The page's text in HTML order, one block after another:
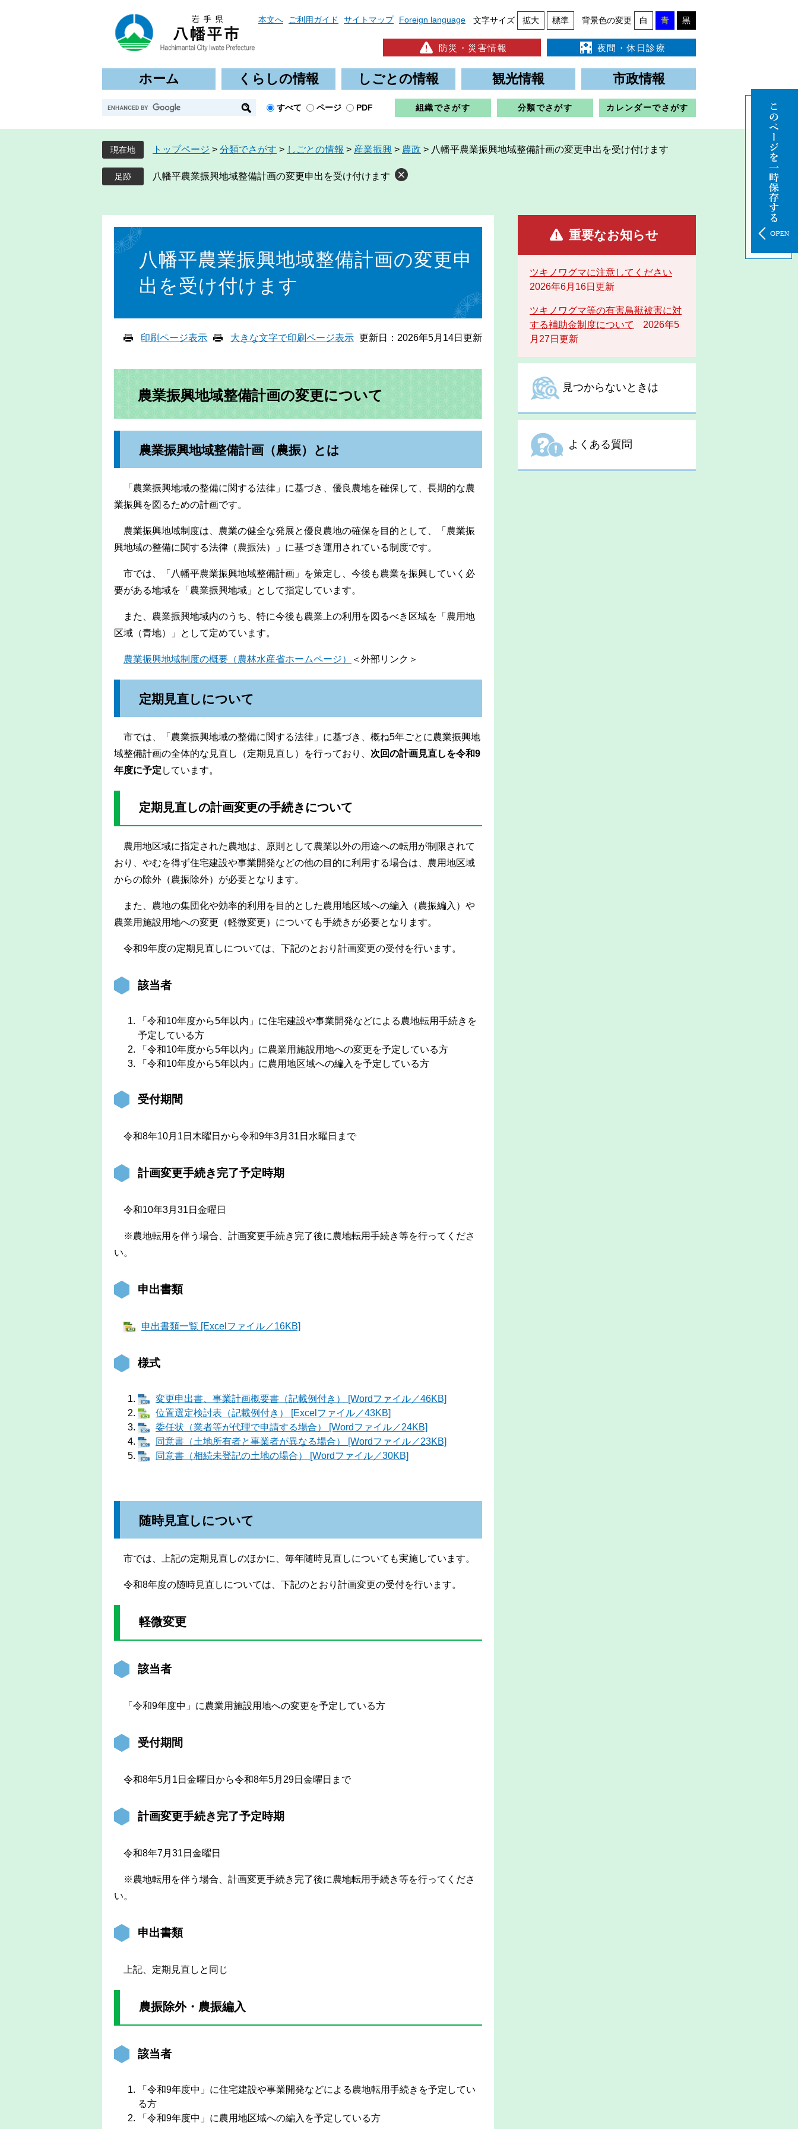
本文へ ご利用ガイド サイトマップ Foreign language 文字サイズ 拡大 標準 背景色の変更 白 青 黒
防災・災害情報 夜間・休日診療
ホーム くらしの情報 しごとの情報 観光情報 市政情報
G
o
g
l
e
カ
すべて ページ PDF 組織でさがす 分類でさがす カレンダーでさがす
現在地 トップページ > 分類でさがす > しごとの情報 > 産業振興 > 農政 > 八幡平農業振興地域整備計画の変更申出を受け付けます
八幡平農業振興地域整備計画の変更申出を受け付けます
文
八幡平農業振興地域整備計画の変更申
出を受け付けます
印刷ページ表示 大きな文字で印刷ページ表示 更新日：2026年5月14日更新
農業振興地域整備計画の変更について
農業振興地域整備計画（農振）とは
「農業振興地域の整備に関する法律」に基づき、優良農地を確保して、長期的な農
業振興を図るための計画です。
農業振興地域制度は、農業の健全な発展と優良農地の確保を目的として、「農業振
興地域の整備に関する法律（農振法）」に基づき運用されている制度です。
市では、「八幡平農業振興地域整備計画」を策定し、今後も農業を振興していく必
要がある地域を「農業振興地域」として指定しています。
また、農業振興地域内のうち、特に今後も農業上の利用を図るべき区域を「農用地
区域（青地）」として定めています。
農業振興地域制度の概要（農林水産省ホームページ） ＜外部リンク＞
定期見直しについて
市では、「農業振興地域の整備に関する法律」に基づき、概ね5年ごとに農業振興地
域整備計画の全体的な見直し（定期見直し）を行っており、 次回の計画見直しを令和9
年度に予定 しています。
定期見直しの計画変更の手続きについて
農用地区域に指定された農地は、原則として農業以外の用途への転用が制限されて
おり、やむを得ず住宅建設や事業開発などの他の目的に利用する場合は、農用地区域
からの除外（農振除外）が必要となります。
また、農地の集団化や効率的利用を目的とした農用地区域への編入（農振編入）や
農業用施設用地への変更（軽微変更）についても手続きが必要となります。
令和9年度の定期見直しについては、下記のとおり計画変更の受付を行います。
該当者
「令和10年度から5年以内」に住宅建設や事業開発などによる農地転用手続きを
予定している方
「令和10年度から5年以内」に農業用施設用地への変更を予定している方
「令和10年度から5年以内」に農用地区域への編入を予定している方
受付期間
令和8年10月1日木曜日から令和9年3月31日水曜日まで
計画変更手続き完了予定時期
令和10年3月31日金曜日
※農地転用を伴う場合、計画変更手続き完了後に農地転用手続き等を行ってくださ
い。
申出書類
申出書類一覧 [Excelファイル／16KB]
様式
変更申出書、事業計画概要書（記載例付き） [Wordファイル／46KB]
位置選定検討表（記載例付き） [Excelファイル／43KB]
委任状（業者等が代理で申請する場合） [Wordファイル／24KB]
同意書（土地所有者と事業者が異なる場合） [Wordファイル／23KB]
同意書（相続未登記の土地の場合） [Wordファイル／30KB]
随時見直しについて
市では、上記の定期見直しのほかに、毎年随時見直しについても実施しています。
令和8年度の随時見直しについては、下記のとおり計画変更の受付を行います。
軽微変更
該当者
「令和9年度中」に農業用施設用地への変更を予定している方
受付期間
令和8年5月1日金曜日から令和8年5月29日金曜日まで
計画変更手続き完了予定時期
令和8年7月31日金曜日
※農地転用を伴う場合、計画変更手続き完了後に農地転用手続き等を行ってくださ
い。
申出書類
上記、定期見直しと同じ
農振除外・農振編入
該当者
「令和9年度中」に住宅建設や事業開発などによる農地転用手続きを予定してい
る方
「令和9年度中」に農用地区域への編入を予定している方
重要なお知らせ
ツキノワグマに注意してください
2026年6月16日更新
ツキノワグマ等の有害鳥獣被害に対
する補助金制度について
2026年5
月27日更新
見つからないときは
よくある質問